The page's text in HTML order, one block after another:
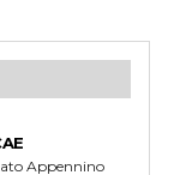
Appennino